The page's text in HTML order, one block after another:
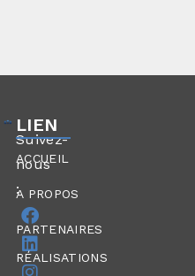
Suivez-
nous
:
LIEN
ACCUEIL
A PROPOS
PARTENAIRES
RÉALISATIONS​